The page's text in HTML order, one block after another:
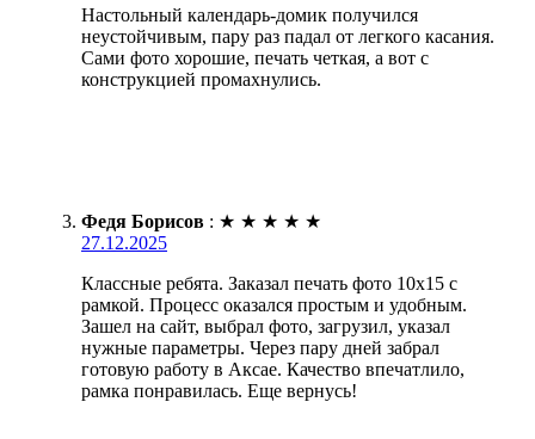
Настольный календарь-домик получился
неустойчивым, пару раз падал от легкого касания.
Сами фото хорошие, печать четкая, а вот с
конструкцией промахнулись.
Федя Борисов : ★ ★ ★ ★ ★
27.12.2025
Классные ребята. Заказал печать фото 10х15 с
рамкой. Процесс оказался простым и удобным.
Зашел на сайт, выбрал фото, загрузил, указал
нужные параметры. Через пару дней забрал
готовую работу в Аксае. Качество впечатлило,
рамка понравилась. Еще вернусь!